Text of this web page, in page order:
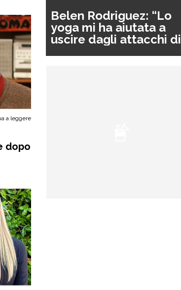
a leggere
dopo
Belen Rodriguez: “Lo
yoga mi ha aiutata a
uscire dagli attacchi di